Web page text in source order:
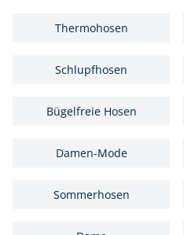
Thermohosen
Schlupfhosen
Bügelfreie Hosen
Damen-Mode
Sommerhosen